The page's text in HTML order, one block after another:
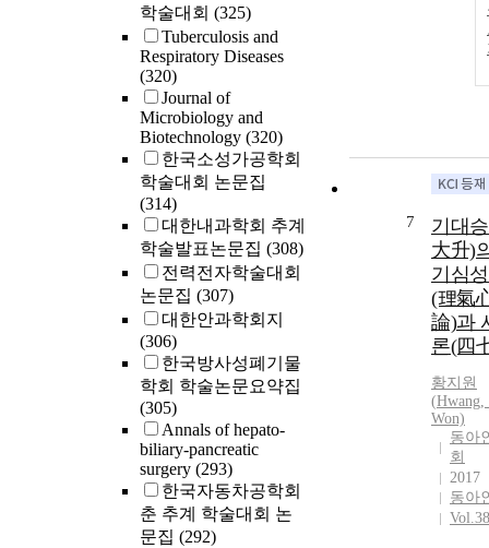
학술대회 (325)
Tuberculosis and
Respiratory Diseases
(320)
Journal of
Microbiology and
Biotechnology (320)
한국소성가공학회
학술대회 논문집
(314)
대한내과학회 추계
학술발표논문집 (308)
전력전자학술대회
논문집 (307)
대한안과학회지
(306)
한국방사성폐기물
학회 학술논문요약집
(305)
Annals of hepato-
biliary-pancreatic
surgery (293)
한국자동차공학회
춘 추계 학술대회 논
문집 (292)
7
기대
大升)
기심
(理氣
論)과
론(四
황지원
(Hwang,
Won)
동아
회
2017
동아